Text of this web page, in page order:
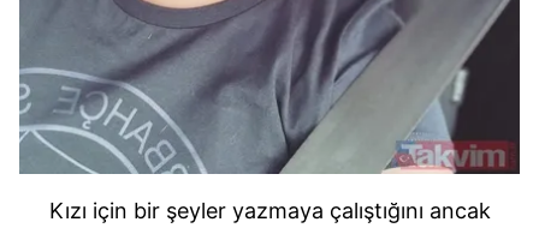
Kızı için bir şeyler yazmaya çalıştığını ancak